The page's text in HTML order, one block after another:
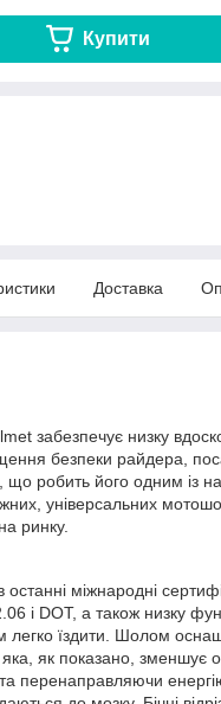
Купити
Доставка
забезпечує низку
безпеки райдера,
робить його одним із
універсальних
ринку.
міжнародні
і DOT, а також низку
легко їздити. Шолом
як показано, зменшує
перенаправляючи